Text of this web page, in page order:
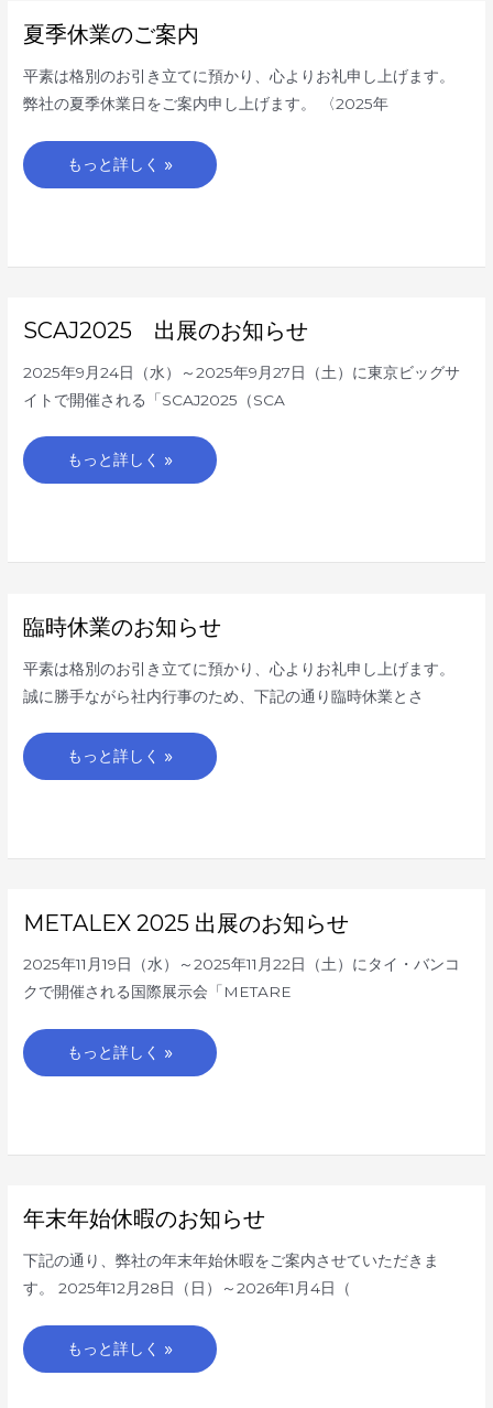
い
た
し
し
夏季休業のご案内
平素は格別のお引き立てに預かり、心よりお礼申し上げます。
弊社の夏季休業日をご案内申し上げます。 〈2025年
夏
季
業
の
ご
案
もっと詳しく »
SCAJ2025 出展のお知らせ
2025年9月24日（水）～2025年9月27日（土）に東京ビッグサ
イトで開催される「SCAJ2025（SCA
SCAJ2025
出
の
お
知
ら
もっと詳しく »
臨時休業のお知らせ
平素は格別のお引き立てに預かり、心よりお礼申し上げます。
誠に勝手ながら社内行事のため、下記の通り臨時休業とさ
臨
時
業
の
お
知
せ
もっと詳しく »
METALEX 2025 出展のお知らせ
2025年11月19日（水）～2025年11月22日（土）にタイ・バンコ
クで開催される国際展示会「METARE
METALEX
2025
展
の
お
知
せ
もっと詳しく »
年末年始休暇のお知らせ
下記の通り、弊社の年末年始休暇をご案内させていただきま
す。 2025年12月28日（日）～2026年1月4日（
年
末
始
休
暇
の
知
ら
せ
もっと詳しく »